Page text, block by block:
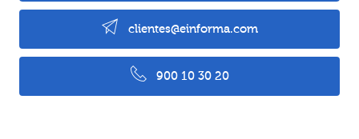
clientes@einforma.com
900 10 30 20